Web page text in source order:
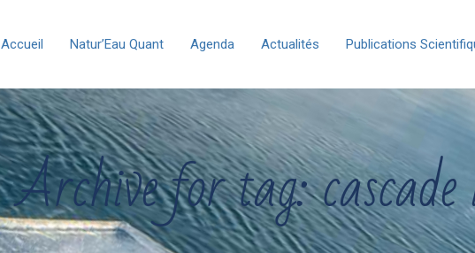
Accueil Natur’Eau Quant Agenda Actualités Publications
Archive for tag: